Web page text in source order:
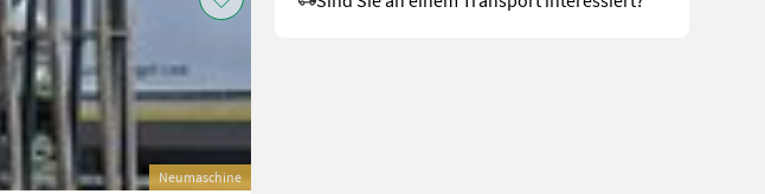
Neumaschine